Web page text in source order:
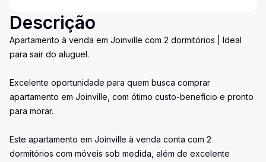
Descrição
Apartamento à venda em Joinville com 2 dormitórios | Ideal
para sair do aluguel.
Excelente oportunidade para quem busca comprar
apartamento em Joinville, com ótimo custo-benefício e pronto
para morar.
Este apartamento em Joinville à venda conta com 2
dormitórios com móveis sob medida, além de excelente